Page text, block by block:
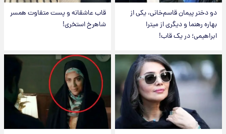
دو دختر پیمان قاسم‌خانی، یکی از
بهاره رهنما و دیگری از میترا
ابراهیمی؛ در یک قاب!
قاب عاشقانه و پست متفاوت همسر
شاهرخ استخری!